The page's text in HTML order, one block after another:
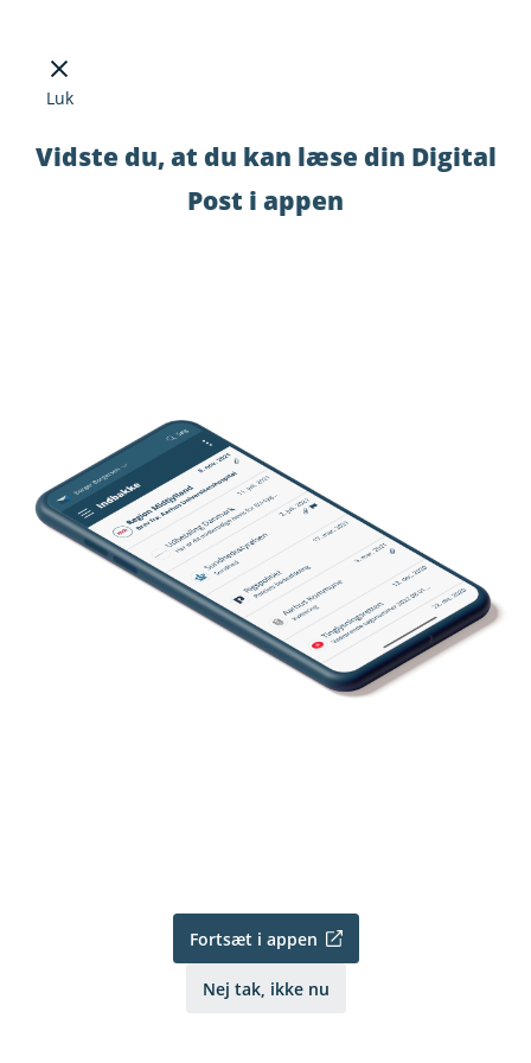
Luk
Vidste du, at du kan læse din Digital
Post i appen
Fortsæt i appen
Nej tak, ikke nu